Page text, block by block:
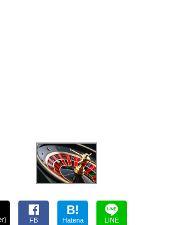
FB
B!
Hatena LINE